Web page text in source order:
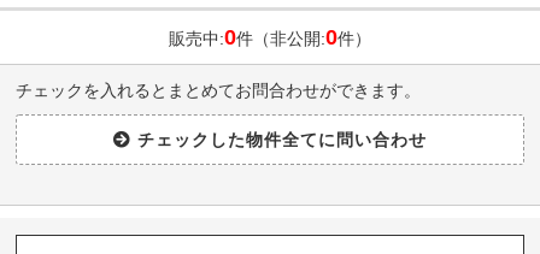
販売中:0件（非公開:0件）
チェックを入れるとまとめてお問合わせができます。